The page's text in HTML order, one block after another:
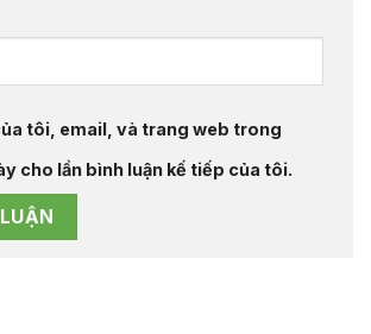
tôi, email, và trang web trong
cho lần bình luận kế tiếp của tôi.